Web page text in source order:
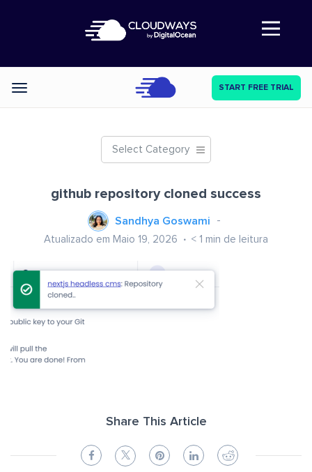
Abre a navegação
Categories START FREE TRIAL
Select Category
github repository cloned success
Sandhya Goswami
Atualizado em Maio 19, 2026 < 1 min de leitura
Share This Article